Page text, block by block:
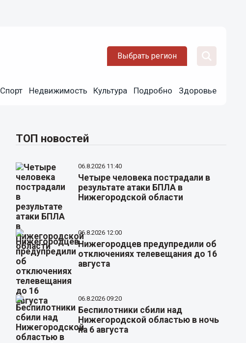
Выбрать регион
Спорт Недвижимость Культура Подробно Здоровье
ТОП новостей
06.8.2026 11:40
Четыре человека пострадали в
результате атаки БПЛА в
Нижегородской области
06.8.2026 12:00
Нижегородцев предупредили об
отключениях телевещания до 16
августа
06.8.2026 09:20
Беспилотники сбили над
Нижегородской областью в ночь
на 6 августа